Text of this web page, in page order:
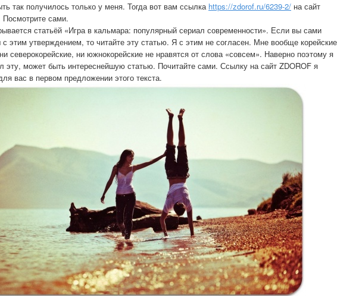
так получилось только у меня. Тогда вот вам ссылка https://zdorof.ru/6239-2/ на сайт
Посмотрите сами.
статьёй «Игра в кальмара: популярный сериал современности». Если вы сами
с этим утверждением, то читайте эту статью. Я с этим не согласен. Мне вообще корейские
северокорейские, ни южнокорейские не нравятся от слова «совсем». Наверно поэтому я
эту, может быть интереснейшую статью. Почитайте сами. Ссылку на сайт ZDOROF я
вас в первом предложении этого текста.